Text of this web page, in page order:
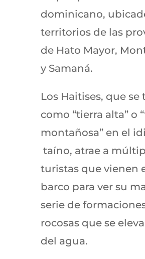
dominicano,
territorios de las
de Hato Mayor,
y Samaná.
Los Haitises, que se
como “tierra alta” o
montañosa” en el
taíno, atrae a
turistas que vienen
barco para ver su
serie de
rocosas que se
del agua.